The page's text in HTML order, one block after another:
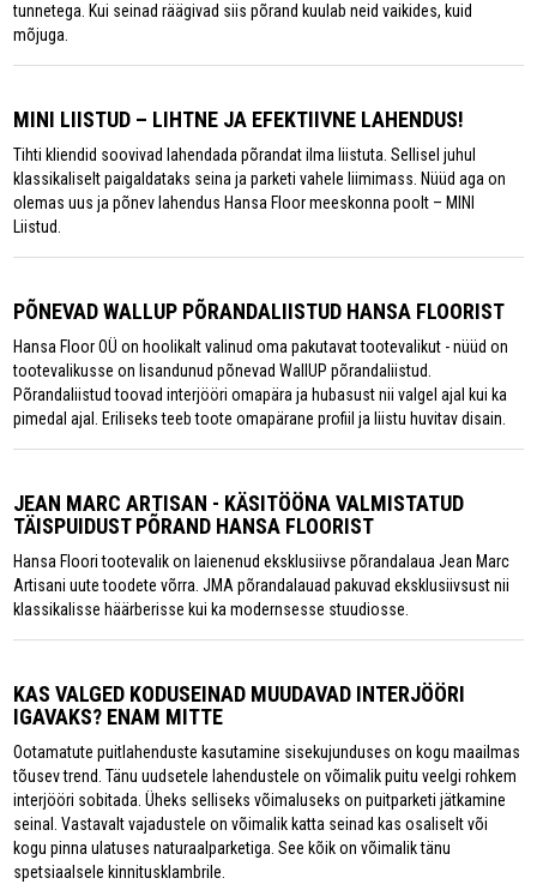
tunnetega. Kui seinad räägivad siis põrand kuulab neid vaikides, kuid
mõjuga.
MINI LIISTUD – LIHTNE JA EFEKTIIVNE LAHENDUS!
Tihti kliendid soovivad lahendada põrandat ilma liistuta. Sellisel juhul
klassikaliselt paigaldataks seina ja parketi vahele liimimass. Nüüd aga on
olemas uus ja põnev lahendus Hansa Floor meeskonna poolt – MINI
Liistud.
PÕNEVAD WALLUP PÕRANDALIISTUD HANSA FLOORIST
Hansa Floor OÜ on hoolikalt valinud oma pakutavat tootevalikut - nüüd on
tootevalikusse on lisandunud põnevad WallUP põrandaliistud.
Põrandaliistud toovad interjööri omapära ja hubasust nii valgel ajal kui ka
pimedal ajal. Eriliseks teeb toote omapärane profiil ja liistu huvitav disain.
JEAN MARC ARTISAN - KÄSITÖÖNA VALMISTATUD
TÄISPUIDUST PÕRAND HANSA FLOORIST
Hansa Floori tootevalik on laienenud eksklusiivse põrandalaua Jean Marc
Artisani uute toodete võrra. JMA põrandalauad pakuvad eksklusiivsust nii
klassikalisse häärberisse kui ka modernsesse stuudiosse.
KAS VALGED KODUSEINAD MUUDAVAD INTERJÖÖRI
IGAVAKS? ENAM MITTE
Ootamatute puitlahenduste kasutamine sisekujunduses on kogu maailmas
tõusev trend. Tänu uudsetele lahendustele on võimalik puitu veelgi rohkem
interjööri sobitada. Üheks selliseks võimaluseks on puitparketi jätkamine
seinal. Vastavalt vajadustele on võimalik katta seinad kas osaliselt või
kogu pinna ulatuses naturaalparketiga. See kõik on võimalik tänu
spetsiaalsele kinnitusklambrile.